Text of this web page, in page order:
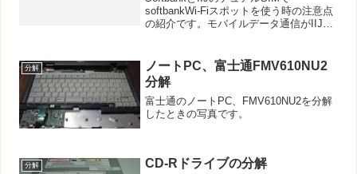
softbankWi-Fiスポットを使う時の注意点
の紹介です。モバイルデータ通信がIIJ側
います。Softbank(...
分解
ノートPC、富士通FMV610NU2
分解
富士通のノートPC、FMV610NU2を分解
したときの写真です。
分解 CD-Rドライブの分解